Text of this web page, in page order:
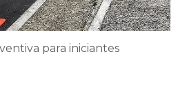
para iniciantes